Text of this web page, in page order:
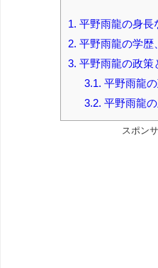
1. 平野雨龍の身長
2. 平野雨龍の学歴
3. 平野雨龍の政策
3.1. 平野雨龍
3.2. 平野雨龍
スポン